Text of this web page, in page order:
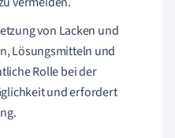
von Lacken und
Lösungsmitteln und
Rolle bei der
und erfordert